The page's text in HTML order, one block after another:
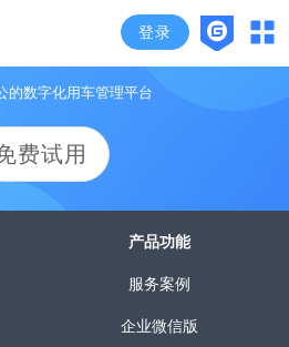
登录
，开启企业高效用车时代
的数字化用车管理平台
费试用
产品功能
服务案例
企业微信版